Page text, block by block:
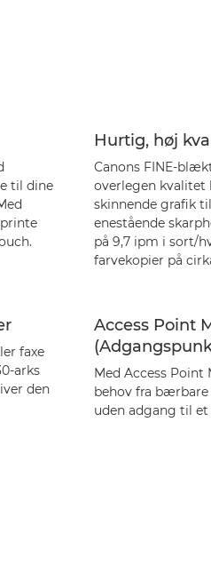
til dine
Hurtig, høj
Canons FINE-
overlegen kvalitet
skinnende grafik
enestående
på 9,7 ipm i sort/
farvekopier på
faxe
arks
den
Access Point
Med Access
behov fra
uden adgang til